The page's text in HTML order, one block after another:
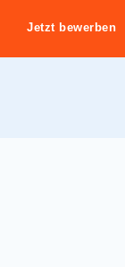
Jetzt bewerben